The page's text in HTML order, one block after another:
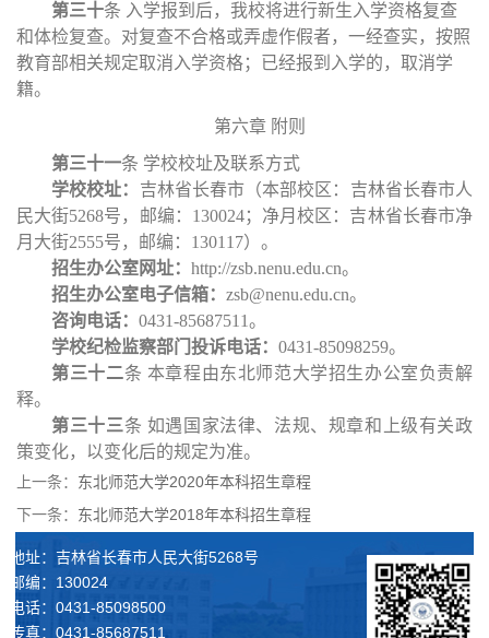
第三十条 入学报到后，我校将进行新生入学资格复查
和体检复查。对复查不合格或弄虚作假者，一经查实，按照
教育部相关规定取消入学资格；已经报到入学的，取消学
籍。
第六章 附则
第三十一条 学校校址及联系方式
学校校址： 吉林省长春市（本部校区：吉林省长春市人
民大街5268号，邮编：130024；净月校区：吉林省长春市净
月大街2555号，邮编：130117）。
招生办公室网址：http://zsb.nenu.edu.cn。
招生办公室电子信箱：zsb@nenu.edu.cn。
咨询电话：0431-85687511。
学校纪检监察部门投诉电话：0431-85098259。
第三十二条 本章程由东北师范大学招生办公室负责解
释。
第三十三条 如遇国家法律、法规、规章和上级有关政
策变化，以变化后的规定为准。
上一条： 东北师范大学2020年本科招生章程
下一条： 东北师范大学2018年本科招生章程
地址：吉林省长春市人民大街5268号
邮编：130024
电话：0431-85098500
传真：0431-85687511